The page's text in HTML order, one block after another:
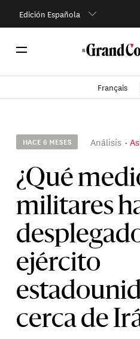
Edición Española
Français
HACE 6 MESES Análisis
¿Qué
militares
ejército
cerca de